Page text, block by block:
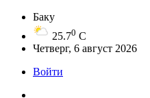
Баку
25.70 C
Четверг, 6 август 2026
Войти